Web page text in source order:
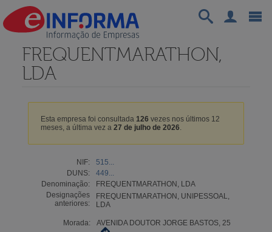
FREQUENTMARATHON,
LDA
Esta empresa foi consultada 126 vezes nos últimos 12
meses, a última vez a 27 de julho de 2026.
NIF:
515...
DUNS:
449...
Denominação:
FREQUENTMARATHON, LDA
Designações
anteriores:
FREQUENTMARATHON, UNIPESSOAL,
LDA
Morada: AVENIDA DOUTOR JORGE BASTOS, 25